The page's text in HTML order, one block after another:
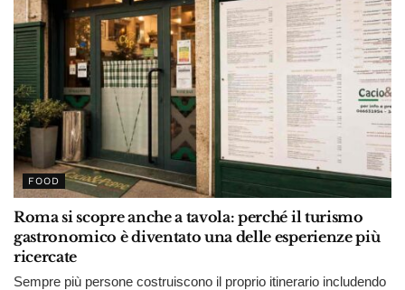
FOOD
Roma si scopre anche a tavola: perché il turismo
gastronomico è diventato una delle esperienze più
ricercate
Sempre più persone costruiscono il proprio itinerario includendo